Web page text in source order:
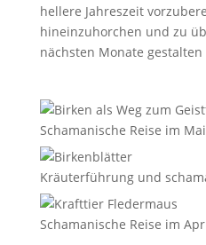
hellere Jahreszeit
hineinzuhorchen und zu
nächsten Monate gestalten
Schamanische Reise im Mai
Kräuterführung und
Schamanische Reise im